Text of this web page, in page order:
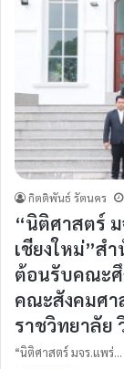
กิตติพันธ์ รัตนคร
“นิติศาสตร์
เชียงใหม่”ส
ต้อนรับคณะศึ
คณะสังคมศา
ราชวิทยาลัย
“นิติศาสตร์ มจร.แพร่…